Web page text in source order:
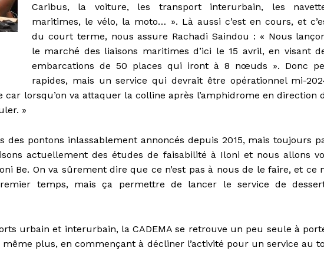
Caribus, la voiture, les transport interurbain, les
maritimes, le vélo, la moto… ». Là aussi c’est en cours, et
du court terme, nous assure Rachadi Saindou : « Nous
le marché des liaisons maritimes d’ici le 15 avril, en visant
embarcations de 50 places qui iront à 8 nœuds ». Donc
rapides, mais un service qui devrait être opérationnel mi-
car lorsqu’on va attaquer la colline après l’amphidrome en direction
»
pontons inlassablement annoncés depuis 2015, mais toujours
actuellement des études de faisabilité à Iloni et nous allons
Be. On va sûrement dire que ce n’est pas à nous de le faire, et ce
temps, mais ça permettre de lancer le service de
urbain et interurbain, la CADEMA se retrouve un peu seule à
plus, en commençant à décliner l’activité pour un service au